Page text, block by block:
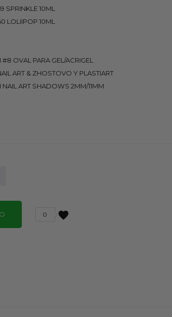
SPRINKLE 10ML
LOLIIPOP 10ML
OVAL PARA GEL/ACRIGEL
ART & ZHOSTOVO Y PLASTIART
ART SHADOWS 2MM/11MM
favorite
0